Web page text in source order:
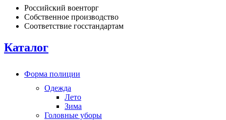
Российский военторг
Собственное производство
Соответствие госстандартам
Каталог
Форма полиции
Одежда
Лето
Зима
Головные уборы